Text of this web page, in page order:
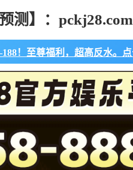
预测】：pckj28.com